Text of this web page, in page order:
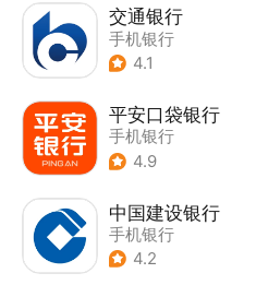
交通银行
手机银行
4.1
平安口袋银行
手机银行
4.9
中国建设银行
手机银行
4.2